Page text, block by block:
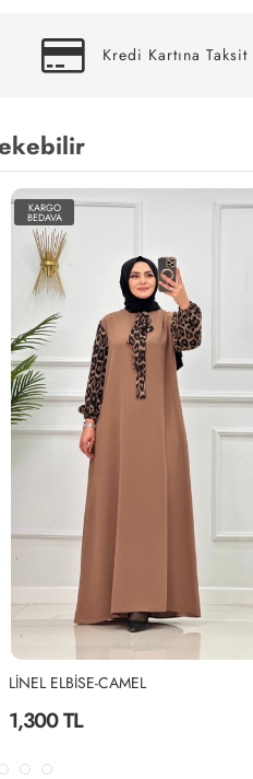
Kredi Kartına Taksit
LİNEL ELBİSE-SİYAH